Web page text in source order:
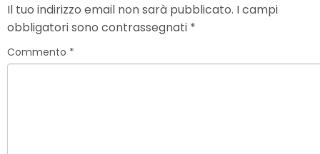
Il tuo indirizzo email non sarà pubblicato. I campi
obbligatori sono contrassegnati *
Commento *